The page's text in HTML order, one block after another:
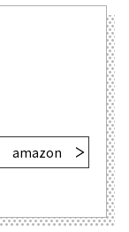
amazon